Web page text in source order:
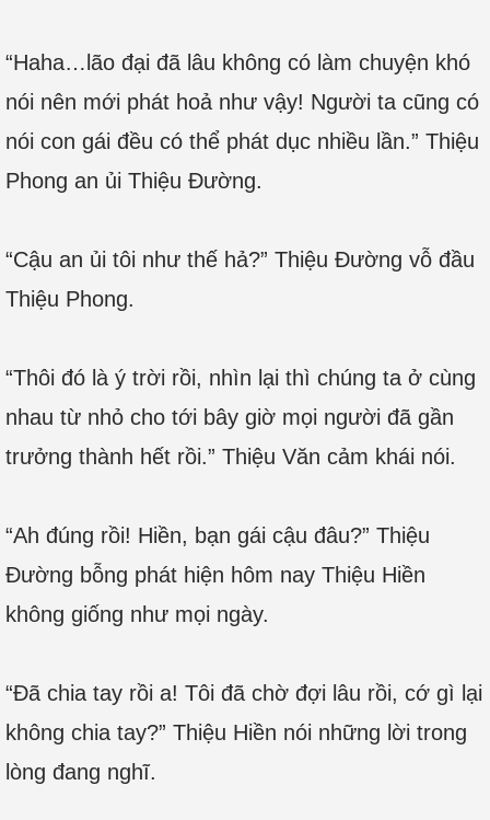
“Haha…lão đại đã lâu không có làm chuyện khó
nói nên mới phát hoả như vậy! Người ta cũng có
nói con gái đều có thể phát dục nhiều lần.” Thiệu
Phong an ủi Thiệu Đường.
“Cậu an ủi tôi như thế hả?” Thiệu Đường vỗ đầu
Thiệu Phong.
“Thôi đó là ý trời rồi, nhìn lại thì chúng ta ở cùng
nhau từ nhỏ cho tới bây giờ mọi người đã gần
trưởng thành hết rồi.” Thiệu Văn cảm khái nói.
“Ah đúng rồi! Hiền, bạn gái cậu đâu?” Thiệu
Đường bỗng phát hiện hôm nay Thiệu Hiền
không giống như mọi ngày.
“Đã chia tay rồi a! Tôi đã chờ đợi lâu rồi, cớ gì lại
không chia tay?” Thiệu Hiền nói những lời trong
lòng đang nghĩ.